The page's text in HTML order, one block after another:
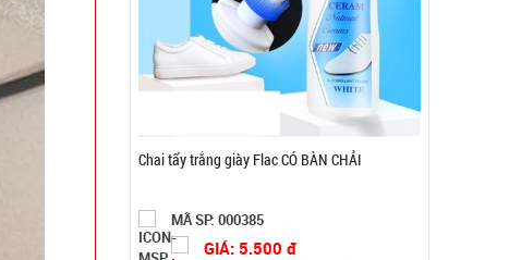
Móc khóa tình nhân love
MÃ SP: 000928
GIÁ: 9.900 đ